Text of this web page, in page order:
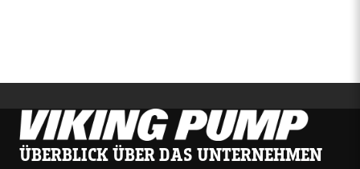
ÜBERBLICK ÜBER DAS UNTERNEHMEN